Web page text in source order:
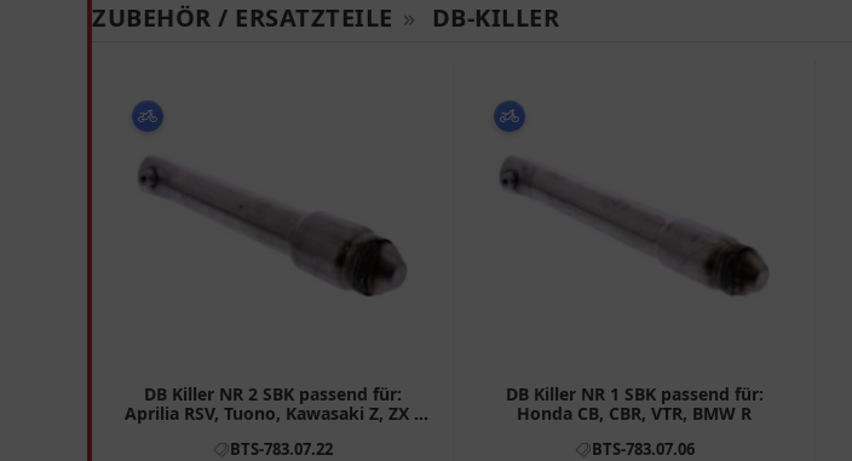
ZUBEHÖR / ERSATZTEILE » DB-KILLER
DB Killer NR 2 SBK passend für:
Aprilia RSV, Tuono, Kawasaki Z, ZX -
BTS-783.07.22
DB Killer NR 1 SBK passend für:
Honda CB, CBR, VTR, BMW R
BTS-783.07.06